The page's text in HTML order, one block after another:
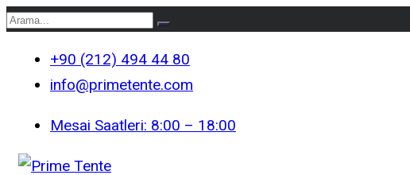
+90 (212) 494 44 80
info@primetente.com
Mesai Saatleri: 8:00 – 18:00